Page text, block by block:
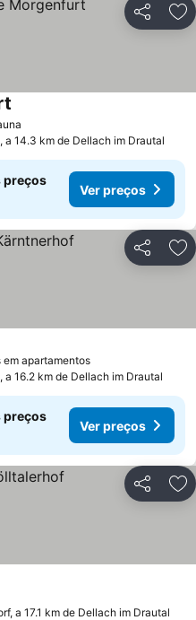
Partilhar
a 14.3 km de Dellach im Drautal
preços
Ver preços
Partilhar
apartamentos
a 16.2 km de Dellach im Drautal
preços
Ver preços
Partilhar
a 17.1 km de Dellach im Drautal